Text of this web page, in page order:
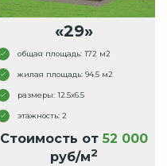
«29»
общая площадь: 172 м2
жилая площадь: 94.5 м2
размеры: 12.5x6.5
этажность: 2
Стоимость от 52 000
руб/м2